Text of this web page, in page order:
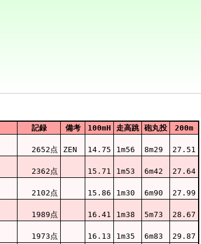
記録 備考 100mH 走高跳 砲丸投 200m
2652点 ZEN 14.75 1m56 8m29 27.51
2362点 15.71 1m53 6m42 27.64
2102点 15.86 1m30 6m90 27.99
1989点 16.41 1m38 5m73 28.67
1973点 16.13 1m35 6m83 29.87